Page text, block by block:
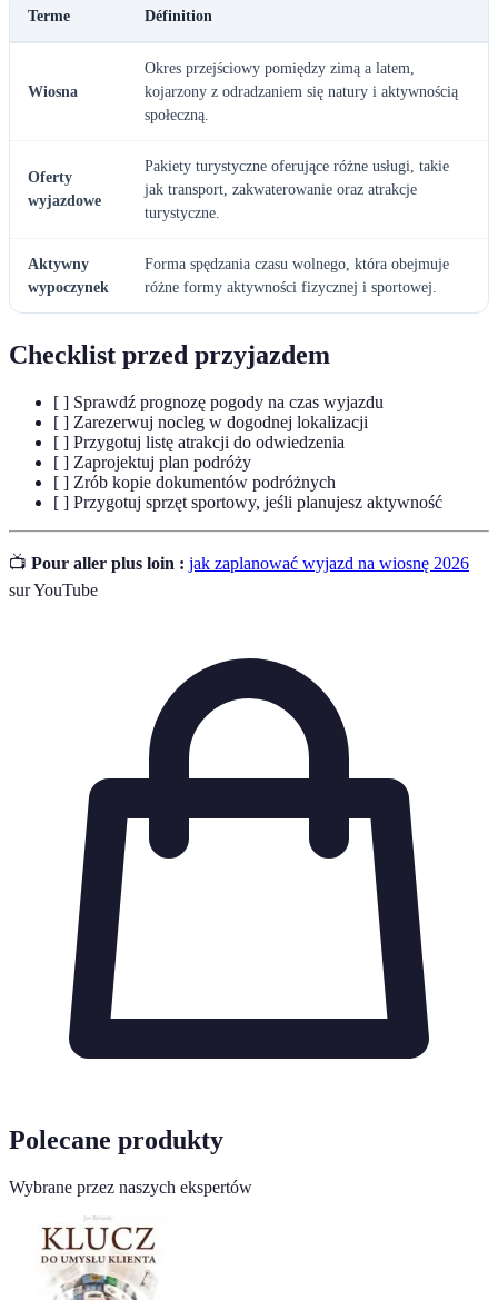
Terme Définition
Wiosna
Okres przejściowy pomiędzy zimą a latem,
kojarzony z odradzaniem się natury i aktywnością
społeczną.
Oferty
wyjazdowe
Pakiety turystyczne oferujące różne usługi, takie
jak transport, zakwaterowanie oraz atrakcje
turystyczne.
Aktywny
wypoczynek
Forma spędzania czasu wolnego, która obejmuje
różne formy aktywności fizycznej i sportowej.
Checklist przed przyjazdem
[ ] Sprawdź prognozę pogody na czas wyjazdu
[ ] Zarezerwuj nocleg w dogodnej lokalizacji
[ ] Przygotuj listę atrakcji do odwiedzenia
[ ] Zaprojektuj plan podróży
[ ] Zrób kopie dokumentów podróżnych
[ ] Przygotuj sprzęt sportowy, jeśli planujesz aktywność
📺 Pour aller plus loin : jak zaplanować wyjazd na wiosnę 2026
sur YouTube
Polecane produkty
Wybrane przez naszych ekspertów